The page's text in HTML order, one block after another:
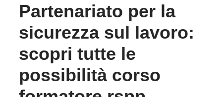
Partenariato per la
sicurezza sul lavoro:
scopri tutte le
possibilità corso